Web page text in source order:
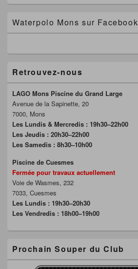
)
Waterpolo Mons sur Facebook
Retrouvez-nous
LAGO Mons Piscine du Grand Large
Avenue de la Sapinette, 20
7000, Mons
Les Lundis & Mercredis : 19h30–22h00
Les Jeudis : 20h30–22h00
Les Samedis : 8h30–10h00
Piscine de Cuesmes
Fermée pour travaux actuellement
Voie de Wasmes, 232
7033, Cuesmes
Les Lundis : 19h30–20h30
Les Vendredis : 18h00–19h00
Prochain Souper du Club